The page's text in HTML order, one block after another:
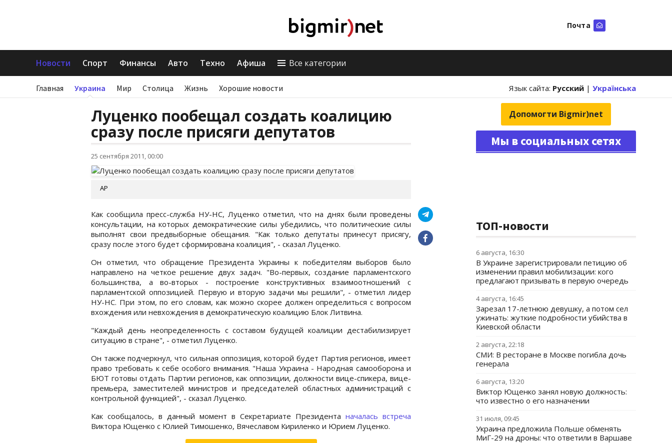
Почта
Новости Спорт Финансы Авто Техно Афиша Все категории
Главная Украина Мир Столица Жизнь Хорошие новости Язык сайта: Русский | Українська
Луценко пообещал создать коалицию
сразу после присяги депутатов
25 сентября 2011, 00:00
АР
Как сообщила пресс-служба НУ-НС, Луценко отметил, что на днях были проведены
консультации, на которых демократические силы убедились, что политические силы
выполнят свои предвыборные обещания. "Как только депутаты принесут присягу,
сразу после этого будет сформирована коалиция", - сказал Луценко.
Он отметил, что обращение Президента Украины к победителям выборов было
направлено на четкое решение двух задач. "Во-первых, создание парламентского
большинства, а во-вторых - построение конструктивных взаимоотношений с
парламентской оппозицией. Первую и вторую задачи мы решили", - отметил лидер
НУ-НС. При этом, по его словам, как можно скорее должен определиться с вопросом
вхождения или невхождения в демократическую коалицию Блок Литвина.
"Каждый день неопределенность с составом будущей коалиции дестабилизирует
ситуацию в стране", - отметил Луценко.
Он также подчеркнул, что сильная оппозиция, которой будет Партия регионов, имеет
право требовать к себе особого внимания. "Наша Украина - Народная самооборона и
БЮТ готовы отдать Партии регионов, как оппозиции, должности вице-спикера, вице-
премьера, заместителей министров и председателей областных администраций с
контрольной функцией", - сказал Луценко.
Как сообщалось, в данный момент в Секретариате Президента началась встреча
Виктора Ющенко с Юлией Тимошенко, Вячеславом Кириленко и Юрием Луценко.
Допомогти Bigmir)net
Мы в социальных сетях
ТОП-новости
6 августа, 16:30
В Украине зарегистрировали петицию об
изменении правил мобилизации: кого
предлагают призывать в первую очередь
4 августа, 16:45
Зарезал 17-летнюю девушку, а потом сел
ужинать: жуткие подробности убийства в
Киевской области
2 августа, 22:18
СМИ: В ресторане в Москве погибла дочь
генерала
6 августа, 13:20
Виктор Ющенко занял новую должность:
что известно о его назначении
31 июля, 09:45
Украина предложила Польше обменять
МиГ-29 на дроны: что ответили в Варшаве